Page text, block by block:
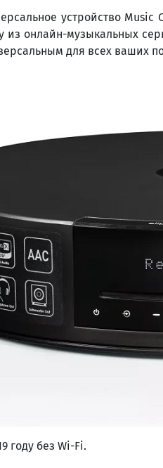
устройство
из онлайн-музыкальных
для всех ваших
году без Wi-Fi.